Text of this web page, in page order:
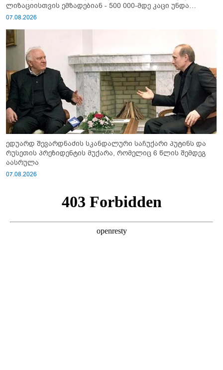
ლიზაციისთვის ემზადებიან - 500 000-მდე კაცი უნდა
გაიწვიონ ომში"
07.08.2026
ედუარდ შევარდნაძის სკანდალური საჩუქარი პუტინს და
რუსეთის პრეზიდენტის მუქარა, რომელიც 6 წლის შემდეგ
აასრულა
07.08.2026